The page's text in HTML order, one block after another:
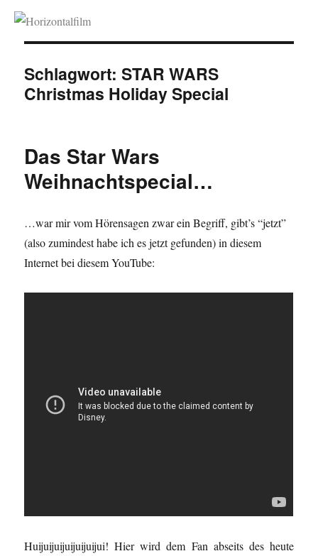
Horizontalfilm
Schlagwort:STAR WARS
Christmas Holiday Special
Das Star Wars
Weihnachtspecial…
…war mir vom Hörensagen zwar ein Begriff, gibt’s “jetzt”
(also zumindest habe ich es jetzt gefunden) in diesem
Internet bei diesem YouTube:
Huijuijuijuijuijuijui! Hier wird dem Fan abseits des heute